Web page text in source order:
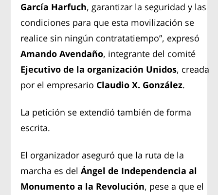
García Harfuch, garantizar la seguridad y las
condiciones para que esta movilización se
realice sin ningún contratatiempo”, expresó
Amando Avendaño, integrante del comité
Ejecutivo de la organización Unidos, creada
por el empresario Claudio X. González.
La petición se extendió también de forma
escrita.
El organizador aseguró que la ruta de la
marcha es delÁngel de Independencia al
Monumento a la Revolución, pese a que el